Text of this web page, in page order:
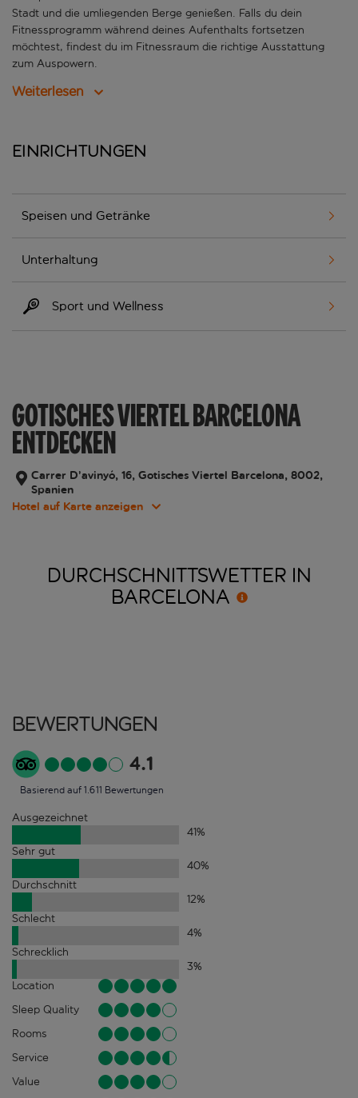
Stadt und die umliegenden Berge genießen. Falls du dein
Fitnessprogramm während deines Aufenthalts fortsetzen
möchtest, findest du im Fitnessraum die richtige Ausstattung
zum Auspowern.
Weiterlesen
Einrichtungen
Speisen und Getränke
Unterhaltung
Sport und Wellness
GOTISCHES VIERTEL BARCELONA
ENTDECKEN
Carrer D’avinyó, 16, Gotisches Viertel Barcelona, 8002,
Spanien
Hotel auf Karte anzeigen
DURCHSCHNITTSWETTER IN
BARCELONA
Bewertungen
4.1
Basierend auf 1.611 Bewertungen
Ausgezeichnet
41%
Sehr gut
40%
Durchschnitt
12%
Schlecht
4%
Schrecklich
3%
Location
Sleep Quality
Rooms
Service
Value